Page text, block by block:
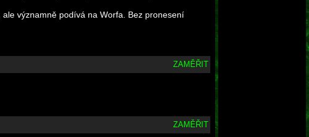
významně podívá na Worfa. Bez pronesení
ZAMĚŘIT
ZAMĚŘIT